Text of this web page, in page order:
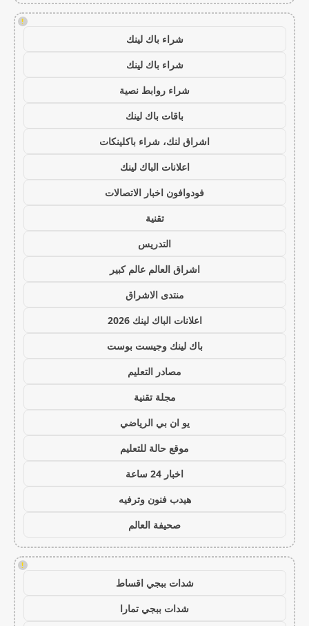
!
شراء باك لينك
شراء باك لينك
شراء روابط نصية
باقات باك لينك
اشراق لنك، شراء باكلينكات
اعلانات الباك لينك
فودوافون اخبار الاتصالات
تقنية
التدريس
اشراق العالم عالم كبير
منتدى الاشراق
اعلانات الباك لينك 2026
باك لينك وجيست بوست
مصادر التعليم
مجلة تقنية
يو ان بي الرياضي
موقع حالة للتعليم
اخبار 24 ساعة
هيدب فنون وترفيه
صحيفة العالم
!
شدات ببجي اقساط
شدات ببجي تمارا